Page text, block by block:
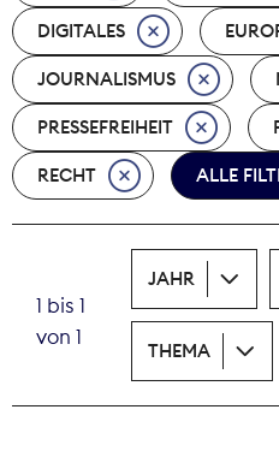
Nova
Theodor-
DIGITALES
JOURNALISMUS
PRESSEFREIHEIT
RECHT ALLE
1 bis 1
von 1
JAHR
THEMA